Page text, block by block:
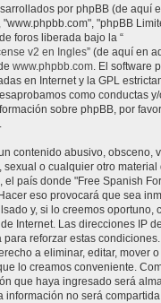
por phpBB (de aquí
"phpBB
foros liberada bajo la “
v2 en Ingles” (de aquí en
www.phpbb.com. El software
en Internet y la GPL
como conductas
sobre phpBB, por
.
contenido abusivo, obsceno,
sexual o cualquier otro
el país donde "Free Spanish
eso provocará que sea
y, si lo creemos oportuno,
Internet. Las direcciones IP
reforzar estas
a eliminar, editar, mover
lo creamos conveniente.
que haya ingresado será
información no será